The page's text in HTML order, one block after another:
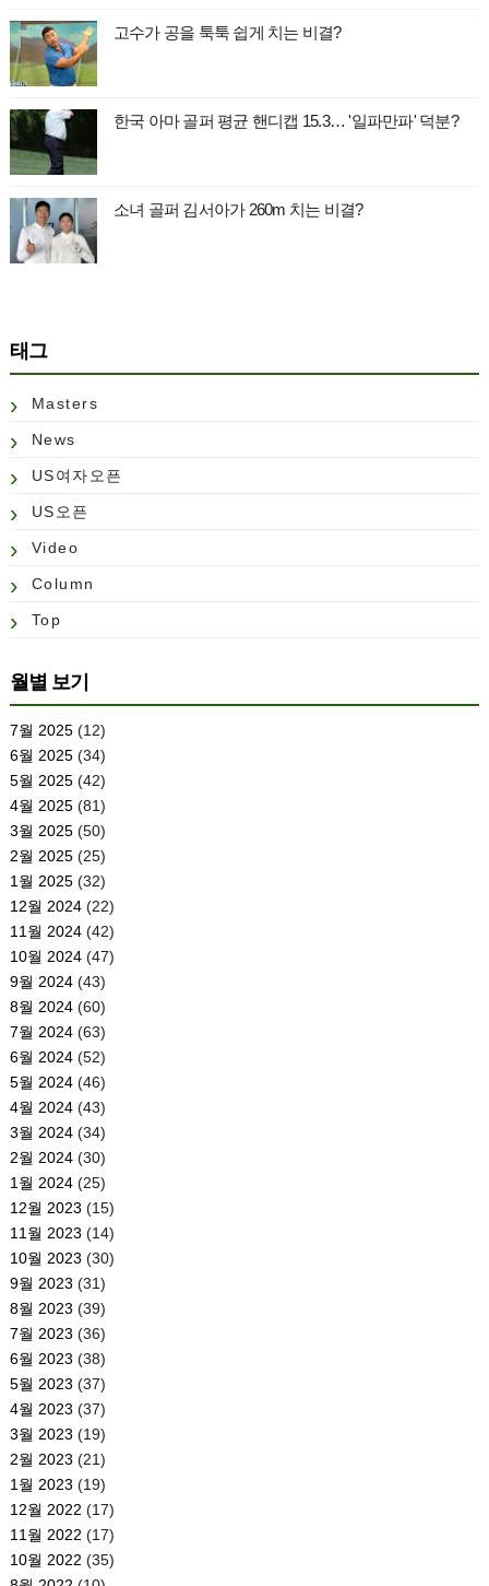
고수가 공을 툭툭 쉽게 치는 비결?
한국 아마 골퍼 평균 핸디캡 15.3… '일파만파' 덕분?
소녀 골퍼 김서아가 260m 치는 비결?
태그
Masters
News
US여자오픈
US오픈
Video
Column
Top
월별 보기
7월 2025(12)
6월 2025(34)
5월 2025(42)
4월 2025(81)
3월 2025(50)
2월 2025(25)
1월 2025(32)
12월 2024(22)
11월 2024(42)
10월 2024(47)
9월 2024(43)
8월 2024(60)
7월 2024(63)
6월 2024(52)
5월 2024(46)
4월 2024(43)
3월 2024(34)
2월 2024(30)
1월 2024(25)
12월 2023 (15)
11월 2023 (14)
10월 2023 (30)
9월 2023 (31)
8월 2023 (39)
7월 2023 (36)
6월 2023 (38)
5월 2023 (37)
4월 2023 (37)
3월 2023 (19)
2월 2023 (21)
1월 2023 (19)
12월 2022 (17)
11월 2022 (17)
10월 2022 (35)